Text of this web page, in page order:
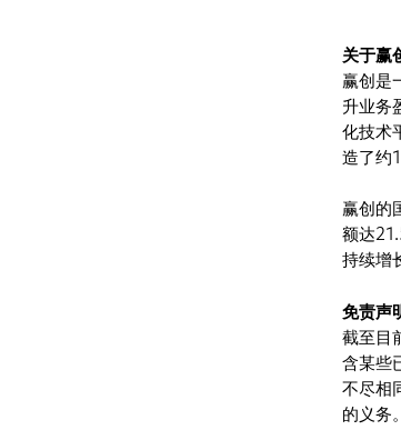
关于赢
赢创是
升业务
化技术
造了约
赢创的
额达
持续增
免责声
截至目
含某些
不尽相
的义务。